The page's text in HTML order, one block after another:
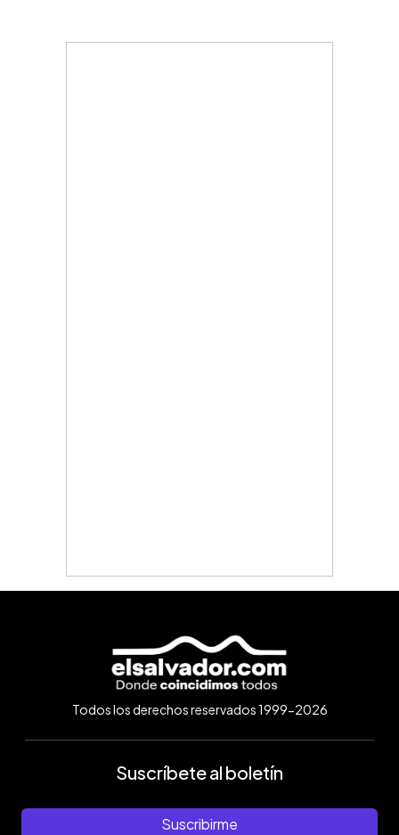
Todos los derechos reservados 1999-2026
Suscríbete al boletín
Suscribirme